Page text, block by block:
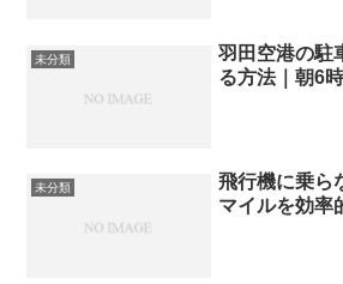
未分類
羽田空港の駐
る方法｜朝6
未分類
飛行機に乗ら
マイルを効率